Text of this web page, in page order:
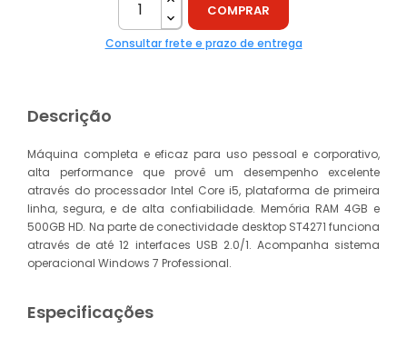
COMPRAR
Consultar frete e prazo de entrega
Descrição
Máquina completa e eficaz para uso pessoal e corporativo,
alta performance que provê um desempenho excelente
através do processador Intel Core i5, plataforma de primeira
linha, segura, e de alta confiabilidade. Memória RAM 4GB e
500GB HD. Na parte de conectividade desktop ST4271 funciona
através de até 12 interfaces USB 2.0/1. Acompanha sistema
operacional Windows 7 Professional.
Especificações